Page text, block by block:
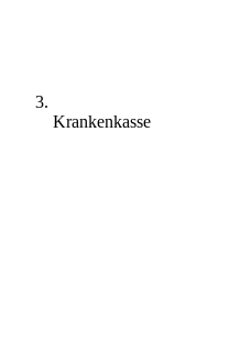
Krankenkasse